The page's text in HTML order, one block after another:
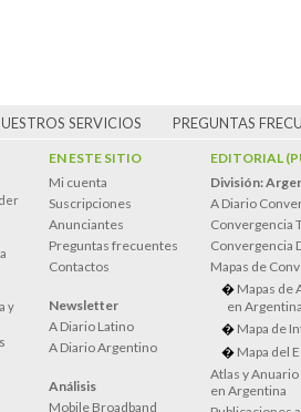
SERVICIOS PREGUNTAS
y
EN ESTE SITIO
Mi cuenta
Suscripciones
Anunciantes
Preguntas frecuentes
Contactos
Newsletter
A Diario Latino
A Diario Argentino
Análisis
Mobile Broadband
EDITORIAL
División:
A Diario
Convergencia
Convergencia
Mapas de
Mapas de
en
Mapa de
Mapa del
Atlas y
en Argentina